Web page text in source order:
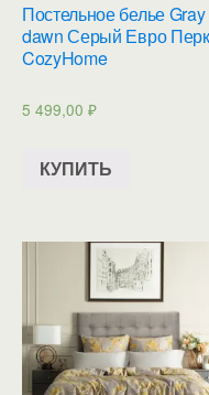
Постельное белье Gray
dawn Серый Евро
CozyHome
5 499,00 ₽
КУПИТЬ